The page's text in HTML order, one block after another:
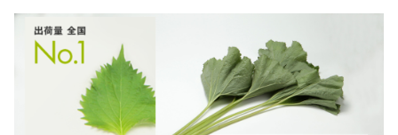
あいちの花
あいちの畜産・お肉
あいちの米・麦・大豆
あいち産 お米の安全・安心
くらしに役立つ情報
Aコープ
グリーンセンター
食肉販売店
農家組合員の方へ
農家組合員の方へ
野菜・果物・花を生産の皆様へ
園芸部の取り組み
JAあいち経済連について